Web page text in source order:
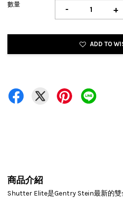
數量 - +
ADD TO
商品介紹
Shutter Elite是Gentry Stein最新的雙